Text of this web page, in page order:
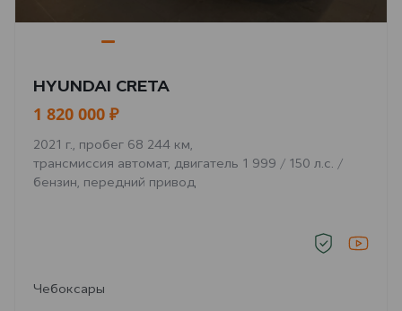
HYUNDAI CRETA
1 820 000 ₽
2021 г., пробег 68 244 км,
трансмиссия автомат, двигатель 1 999 / 150 л.с. /
бензин, передний привод
Чебоксары